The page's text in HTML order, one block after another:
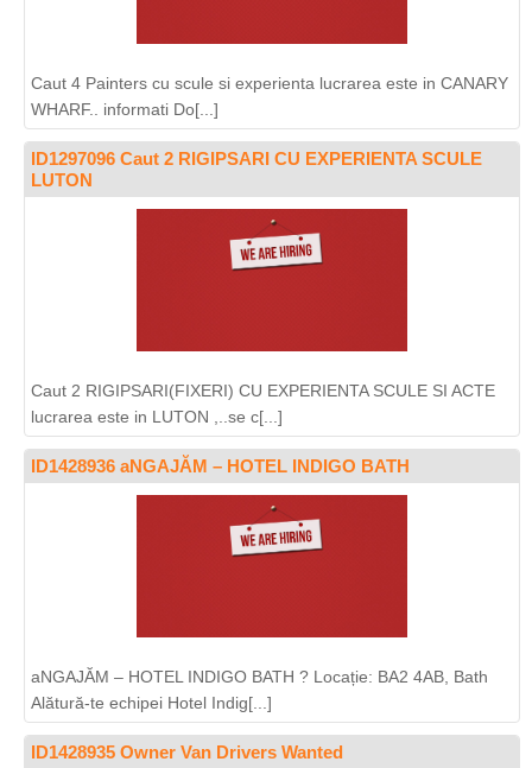
Caut 4 Painters cu scule si experienta lucrarea este in CANARY
WHARF.. informati Do[...]
ID1297096 Caut 2 RIGIPSARI CU EXPERIENTA SCULE
LUTON
Caut 2 RIGIPSARI(FIXERI) CU EXPERIENTA SCULE SI ACTE
lucrarea este in LUTON ,..se c[...]
ID1428936 aNGAJĂM – HOTEL INDIGO BATH
aNGAJĂM – HOTEL INDIGO BATH ? Locație: BA2 4AB, Bath
Alătură-te echipei Hotel Indig[...]
ID1428935 Owner Van Drivers Wanted